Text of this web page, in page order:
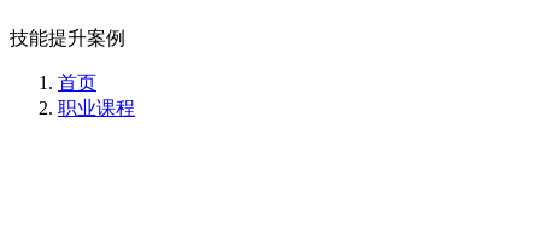
技能提升案例
首页
职业课程